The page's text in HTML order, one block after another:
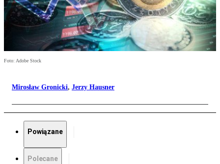
Foto: Adobe Stock
Mirosław Gronicki, Jerzy Hausner
Powiązane
Polecane